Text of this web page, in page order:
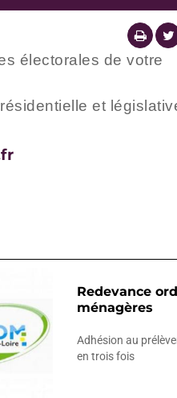
électorales de votre
et
Redevance
ménagères
Adhésion au
en trois fois